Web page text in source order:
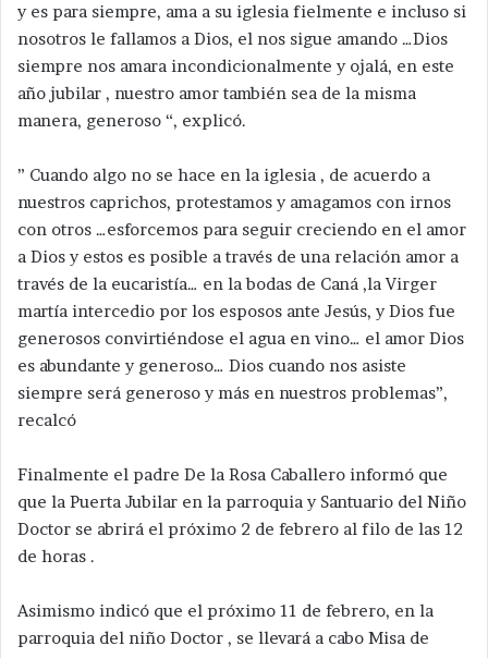
y es para siempre, ama a su iglesia fielmente e incluso si
nosotros le fallamos a Dios, el nos sigue amando …Dios
siempre nos amara incondicionalmente y ojalá, en este
año jubilar , nuestro amor también sea de la misma
manera, generoso “, explicó.
” Cuando algo no se hace en la iglesia , de acuerdo a
nuestros caprichos, protestamos y amagamos con irnos
con otros …esforcemos para seguir creciendo en el amor
a Dios y estos es posible a través de una relación amor a
través de la eucaristía… en la bodas de Caná ,la Virger
martía intercedio por los esposos ante Jesús, y Dios fue
generosos convirtiéndose el agua en vino… el amor Dios
es abundante y generoso… Dios cuando nos asiste
siempre será generoso y más en nuestros problemas”,
recalcó
Finalmente el padre De la Rosa Caballero informó que
que la Puerta Jubilar en la parroquia y Santuario del Niño
Doctor se abrirá el próximo 2 de febrero al filo de las 12
de horas .
Asimismo indicó que el próximo 11 de febrero, en la
parroquia del niño Doctor , se llevará a cabo Misa de